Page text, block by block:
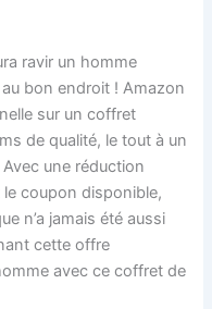
ravir un homme
bon endroit ! Amazon
sur un coffret
de qualité, le tout à un
une réduction
coupon disponible,
n’a jamais été aussi
cette offre
avec ce coffret de